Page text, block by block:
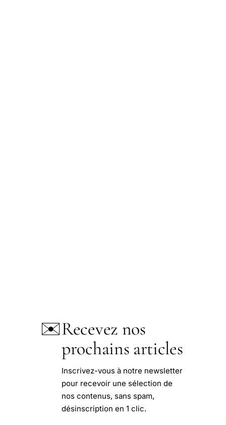
✉️Recevez nos
prochains articles
Inscrivez-vous à notre newsletter
pour recevoir une sélection de
nos contenus, sans spam,
désinscription en 1 clic.